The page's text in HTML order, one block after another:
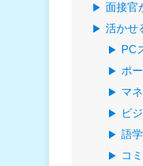
面接官
活かせ
PC
ポ
マ
ビ
語
コ